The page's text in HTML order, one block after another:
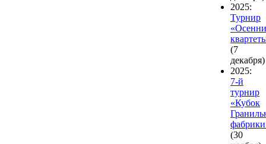
2025:
Турнир
(7
декабря)
2025:
7-й
турнир
«Кубок
(30